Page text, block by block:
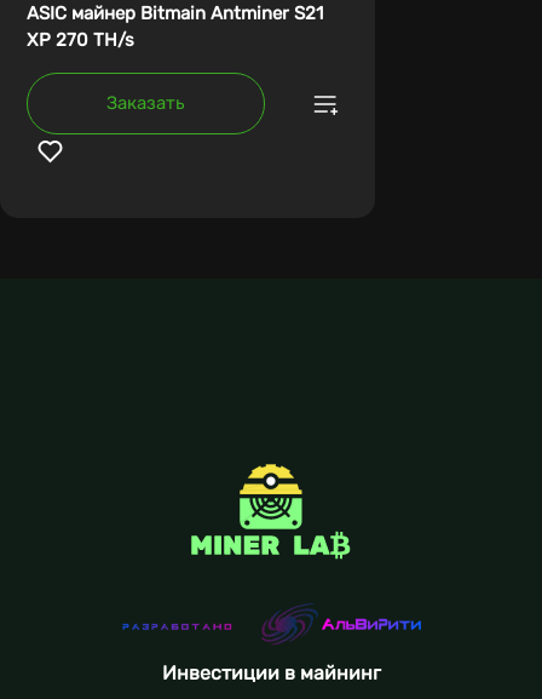
ASIC майнер Bitmain Antminer S21
XP 270 TH/s
Заказать
Инвестиции в майнинг